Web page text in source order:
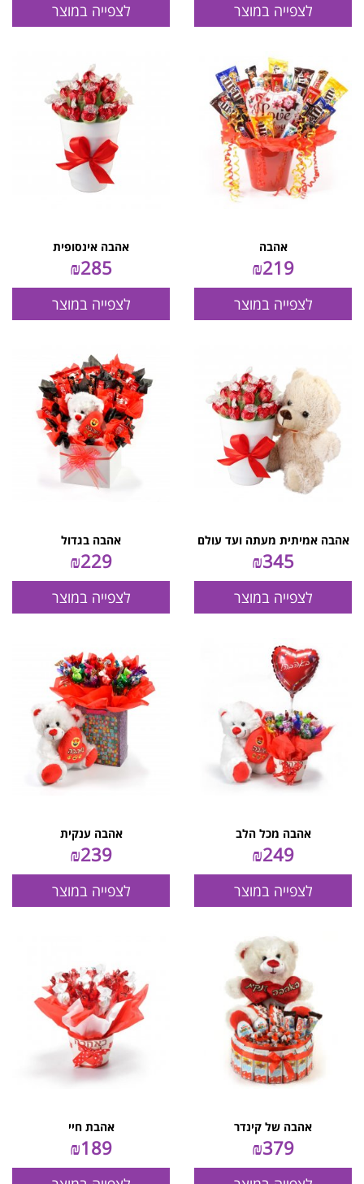
לצפייה במוצר לצפייה במוצר
אהבה
₪219
לצפייה במוצר
אהבה אינסופית
₪285
לצפייה במוצר
אהבה אמיתית מעתה ועד עולם
₪345
לצפייה במוצר
אהבה בגדול
₪229
לצפייה במוצר
אהבה מכל הלב
₪249
לצפייה במוצר
אהבה ענקית
₪239
לצפייה במוצר
אהבה של קינדר
₪379
אהבת חיי
₪189